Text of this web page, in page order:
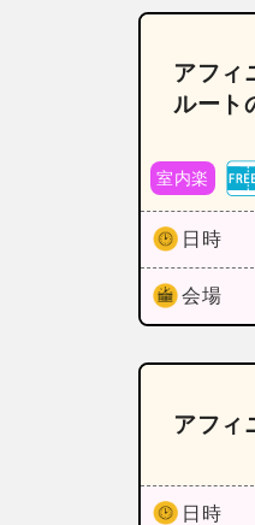
アフィ
ルート
室内楽
日時
会場
アフィ
日時